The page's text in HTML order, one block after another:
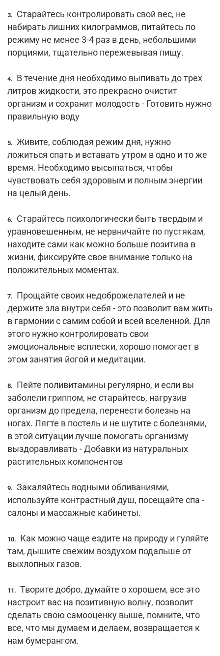
3.
Старайтесь контролировать свой вес, не
набирать лишних килограммов, питайтесь по
режиму не менее 3-4 раз в день, небольшими
порциями, тщательно пережевывая пищу.
4.
В течение дня необходимо выпивать до трех
литров жидкости, это прекрасно очистит
организм и сохранит молодость - Готовить нужно
правильную воду
5. Живите, соблюдая режим дня, нужно
ложиться спать и вставать утром в одно и то же
время. Необходимо высыпаться, чтобы
чувствовать себя здоровым и полным энергии
на целый день.
6.
Старайтесь психологически быть твердым и
уравновешенным, не нервничайте по пустякам,
находите сами как можно больше позитива в
жизни, фиксируйте свое внимание только на
положительных моментах.
7.
Прощайте своих недоброжелателей и не
держите зла внутри себя - это позволит вам жить
в гармонии с самим собой и всей вселенной. Для
этого нужно контролировать свои
эмоциональные всплески, хорошо помогает в
этом занятия йогой и медитации.
8.
Пейте поливитамины регулярно, и если вы
заболели гриппом, не старайтесь, нагрузив
организм до предела, перенести болезнь на
ногах. Лягте в постель и не шутите с болезнями,
в этой ситуации лучше помогать организму
выздоравливать - Добавки из натуральных
растительных компонентов
9. Закаляйтесь водными обливаниями,
используйте контрастный душ, посещайте спа -
салоны и массажные кабинеты.
10.
Как можно чаще ездите на природу и гуляйте
там, дышите свежим воздухом подальше от
выхлопных газов.
11. Творите добро, думайте о хорошем, все это
настроит вас на позитивную волну, позволит
сделать свою самооценку выше, помните, что
все, что мы думаем и делаем, возвращается к
нам бумерангом.